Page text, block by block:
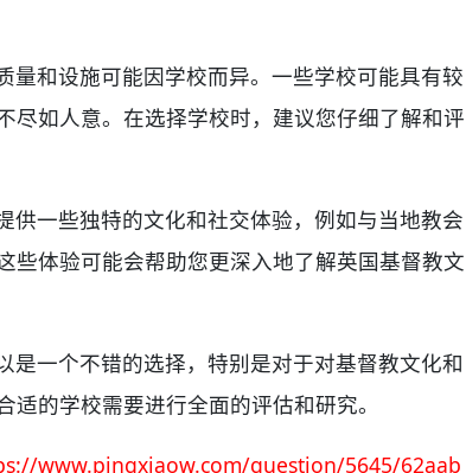
量和设施可能因学校而异。一些学校可能具有较
尽如人意。在选择学校时，建议您仔细了解和评
供一些独特的文化和社交体验，例如与当地教会
些体验可能会帮助您更深入地了解英国基督教文
是一个不错的选择，特别是对于对基督教文化和
的学校需要进行全面的评估和研究。
www.pingxiaow.com/question/5645/62aab